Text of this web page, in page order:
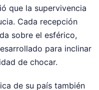
que la supervivencia
Cada recepción
sobre el esférico,
para inclinar
de chocar.
de su país también